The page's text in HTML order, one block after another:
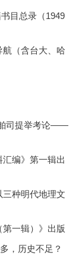
目总录（1949
（含台大、哈
司提举考论——
编》第一辑出
种明代地理文
一辑）》出版
，历史不足？